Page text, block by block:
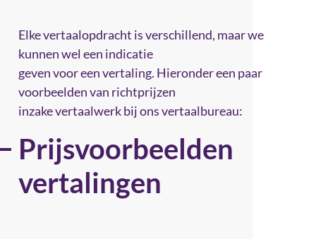
Elke vertaalopdracht is verschillend, maar we
kunnen wel een indicatie
geven voor een vertaling. Hieronder een paar
voorbeelden van richtprijzen
inzake vertaalwerk bij ons vertaalbureau:
Prijsvoorbeelden
vertalingen